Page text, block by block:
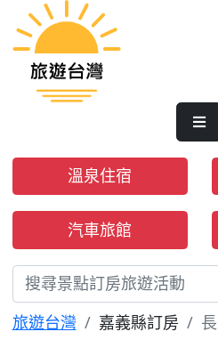
溫泉住宿
汽車旅館
旅遊台灣
嘉義縣訂房